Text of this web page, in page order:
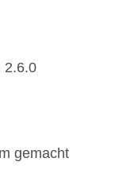
2.6.0
gemacht